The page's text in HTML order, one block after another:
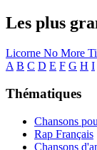
Les plus
Licorne No More
A B C D E F G H I
Thématiques
Chansons
Rap Français
Chansons